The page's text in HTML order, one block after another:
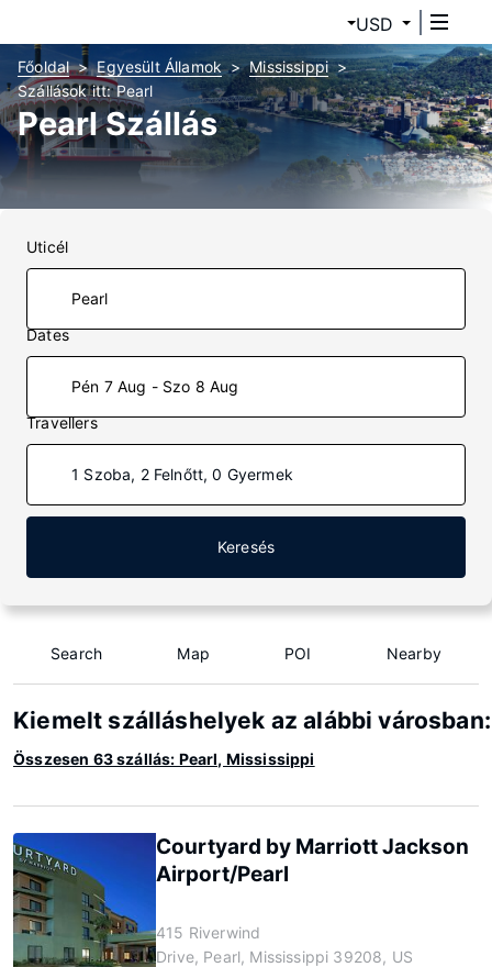
USD
Főoldal Egyesült Államok
Mississippi
Szállások itt: Pearl
Pearl Szállás
Uticél
Dates
Pén 7 Aug - Szo 8 Aug
Travellers
1 Szoba, 2 Felnőtt, 0 Gyermek
Keresés
Search Map POI Nearby
Kiemelt szálláshelyek az alábbi
Összesen 63 szállás: Pearl, Mississippi
Courtyard by Marriott Jackson
Airport/Pearl
415 Riverwind
Drive, Pearl, Mississippi 39208, US